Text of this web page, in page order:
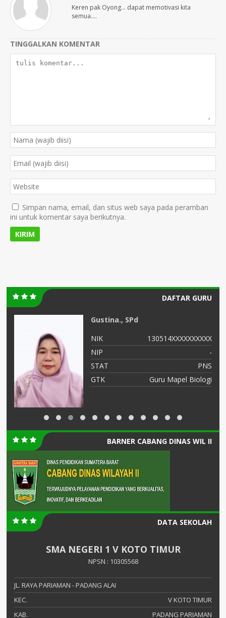
Keren pak Oyong… dapat memotivasi kita
semua….
TINGGALKAN KOMENTAR
Simpan nama, email, dan situs web saya pada peramban
ini untuk komentar saya berikutnya.
DAFTAR GURU
Gustina., SPd
NIK
130514XXXXXXXXXX
NIP
-
STAT
PNS
GTK
Guru Mapel Biologi
BARNER CABANG DINAS WIL II
DATA SEKOLAH
SMA NEGERI 1 V KOTO TIMUR
NPSN : 10305568
JL. RAYA PARIAMAN - PADANG ALAI
KEC.
V KOTO TIMUR
KAB.
PADANG PARIAMAN